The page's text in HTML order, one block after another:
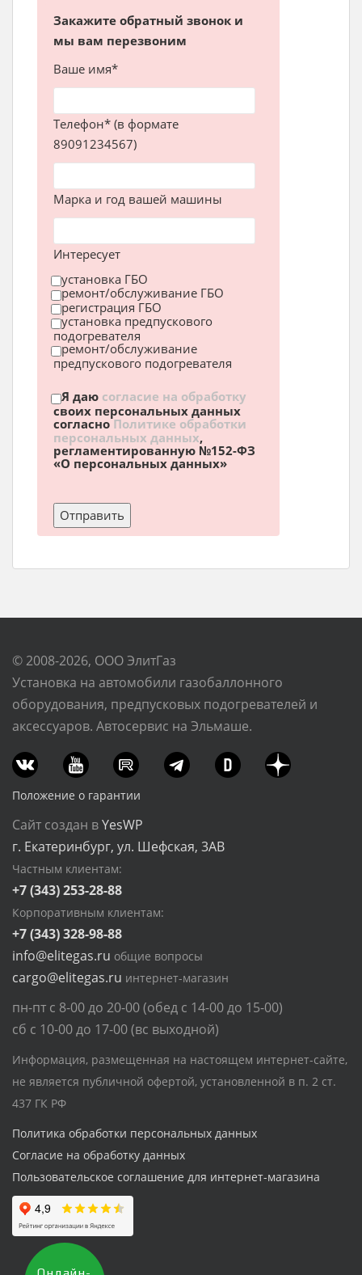
Закажите обратный звонок и
мы вам перезвоним
Ваше имя*
Телефон* (в формате
89091234567)
Марка и год вашей машины
Интересует
установка ГБО
ремонт/обслуживание ГБО
регистрация ГБО
установка предпускового
подогревателя
ремонт/обслуживание
предпускового подогревателя
Я даю согласие на обработку
своих персональных данных
согласноПолитике обработки
персональных данных,
регламентированную №152-ФЗ
«О персональных данных»
© 2008-2026, ООО ЭлитГаз
Установка на автомобили газобаллонного
оборудования, предпусковых подогревателей и
аксессуаров. Автосервис на Эльмаше.
Положение о гарантии
Сайт создан вYesWP
г. Екатеринбург, ул. Шефская, 3АВ
Частным клиентам:
+7 (343) 253-28-88
Корпоративным клиентам:
+7 (343) 328-98-88
info@elitegas.ru общие вопросы
cargo@elitegas.ru интернет-магазин
пн-пт с 8-00 до 20-00 (обед с 14-00 до 15-00)
сб с 10-00 до 17-00 (вс выходной)
Информация, размещенная на настоящем интернет-сайте,
не является публичной офертой, установленной в п. 2 ст.
437 ГК РФ
Политика обработки персональных данных
Согласие на обработку данных
Пользовательское соглашение для интернет-магазина